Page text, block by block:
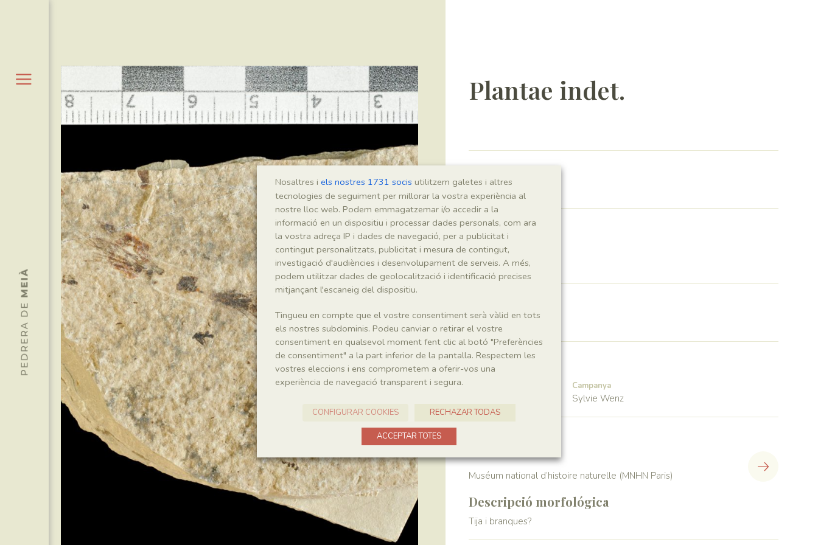
Plantae indet.
MNHN 17735a
Taxonomia
Regne
Plantae
Pedrera de Meià
Recol·lecció
Campanya
Sylvie Wenz
Muséum national d’histoire naturelle (MNHN Paris)
Descripció morfológica
Tija i branques?
Nosaltres i els nostres 1731 socis utilitzem galetes i altres
tecnologies de seguiment per millorar la vostra experiència al
nostre lloc web. Podem emmagatzemar i/o accedir a la
informació en un dispositiu i processar dades personals, com ara
la vostra adreça IP i dades de navegació, per a publicitat i
contingut personalitzats, publicitat i mesura de contingut,
investigació d'audiències i desenvolupament de serveis. A més,
podem utilitzar dades de geolocalització i identificació precises
mitjançant l'escaneig del dispositiu.
Tingueu en compte que el vostre consentiment serà vàlid en tots
els nostres subdominis. Podeu canviar o retirar el vostre
consentiment en qualsevol moment fent clic al botó "Preferències
de consentiment" a la part inferior de la pantalla. Respectem les
vostres eleccions i ens comprometem a oferir-vos una
experiència de navegació transparent i segura.
CONFIGURAR COOKIES RECHAZAR TODAS
ACCEPTAR TOTES